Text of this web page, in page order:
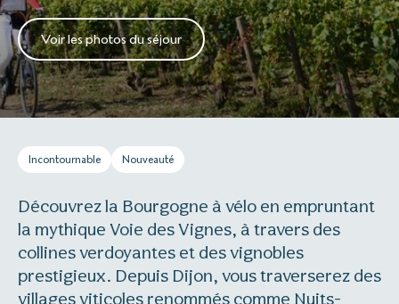
Voir les photos du séjour
Incontournable Nouveauté
Découvrez la Bourgogne à vélo en empruntant
la mythique Voie des Vignes, à travers des
collines verdoyantes et des vignobles
prestigieux. Depuis Dijon, vous traverserez des
villages viticoles renommés comme Nuits-